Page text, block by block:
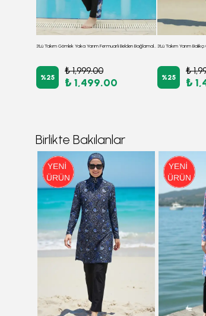
3'Lü Takım Gömlek Yaka Yarım Fermuarlı Belden Bağlamalı Burkini Paraşüt Kumaş Tesettür Mayo D8
%25
₺ 1,999.00
₺ 1,499.00 %25
₺
₺
Birlikte Bakılanlar